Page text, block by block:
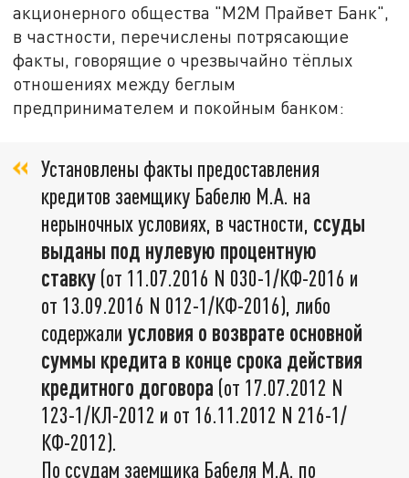
акционерного общества "М2М Прайвет Банк",
в частности, перечислены потрясающие
факты, говорящие о чрезвычайно тёплых
отношениях между беглым
предпринимателем и покойным банком:
Установлены факты предоставления
кредитов заемщику Бабелю М.А. на
нерыночных условиях, в частности, ссуды
выданы под нулевую процентную
ставку (от 11.07.2016 N 030-1/КФ-2016 и
от 13.09.2016 N 012-1/КФ-2016), либо
содержали условия о возврате основной
суммы кредита в конце срока действия
кредитного договора (от 17.07.2012 N
123-1/КЛ-2012 и от 16.11.2012 N 216-1/
КФ-2012).
По ссудам заемщика Бабеля М.А. по